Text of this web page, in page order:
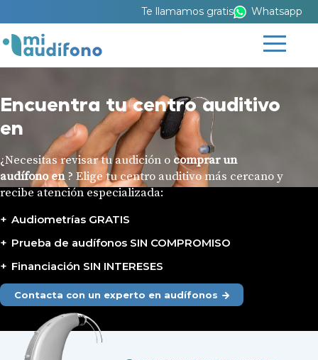
Te llamamos gratis Whatsapp
Encuentra tu centro auditivo
en
¿Necesitas revisar tu audición o comprar un
audífono en? Elige tu centro auditivo más cercano y
recibe atención especializada:
Audiometrías GRATIS
Prueba de audífonos SIN COMPROMISO
Financiación SIN INTERESES
Contacta con un experto en audífonos